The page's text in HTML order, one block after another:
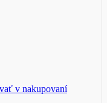
v nakupovaní